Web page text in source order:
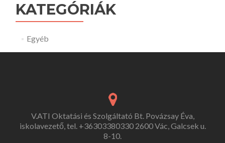
KATEGÓRIÁK
Egyéb
V.ATI Oktatási és Szolgáltató Bt. Povázsay Éva,
iskolavezető, tel. +36303380330 2600 Vác, Galcsek u.
8-10.